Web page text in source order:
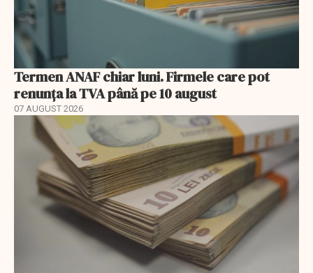
Termen ANAF chiar luni. Firmele care pot
renunța la TVA până pe 10 august
07 AUGUST 2026